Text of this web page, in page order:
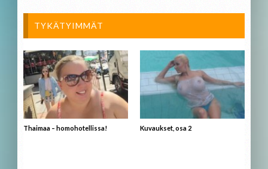
TYKÄTYIMMÄT
Thaimaa – homohotellissa! Kuvaukset, osa 2